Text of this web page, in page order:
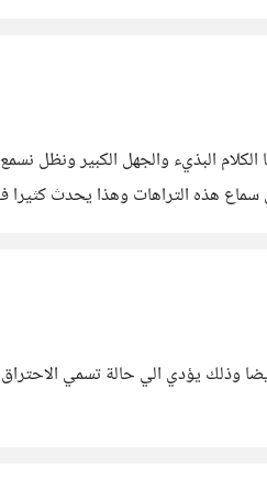
الكلام البذيء والجهل الكبير ونظل
هذه التراهات وهذا يحدث كثيرا
وذلك يؤدي الي حالة تسمي